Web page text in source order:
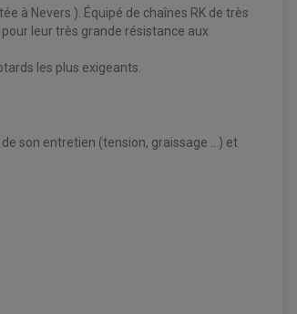
à Nevers ). Équipé de chaînes RK de très
leur très grande résistance aux
les plus exigeants.
son entretien (tension, graissage ...) et